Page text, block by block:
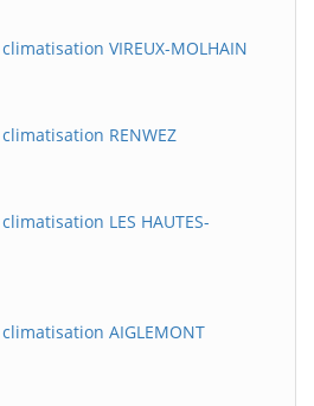
VIREUX-MOLHAIN
RENWEZ
LES HAUTES-
AIGLEMONT